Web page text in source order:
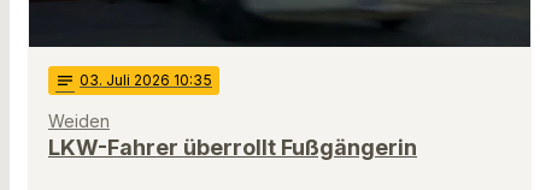
notes 03. Juli 2026 10:35
Weiden
LKW-Fahrer überrollt Fußgängerin